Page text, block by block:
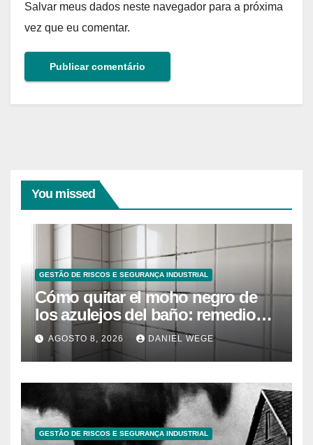
Salvar meus dados neste navegador para a próxima
vez que eu comentar.
You missed
GESTÃO DE RISCOS E SEGURANÇA INDUSTRIAL
Cómo quitar el moho negro de
los azulejos del baño: remedios
caseros efectivos
AGOSTO 8, 2026 DANIEL WEGE
GESTÃO DE RISCOS E SEGURANÇA INDUSTRIAL